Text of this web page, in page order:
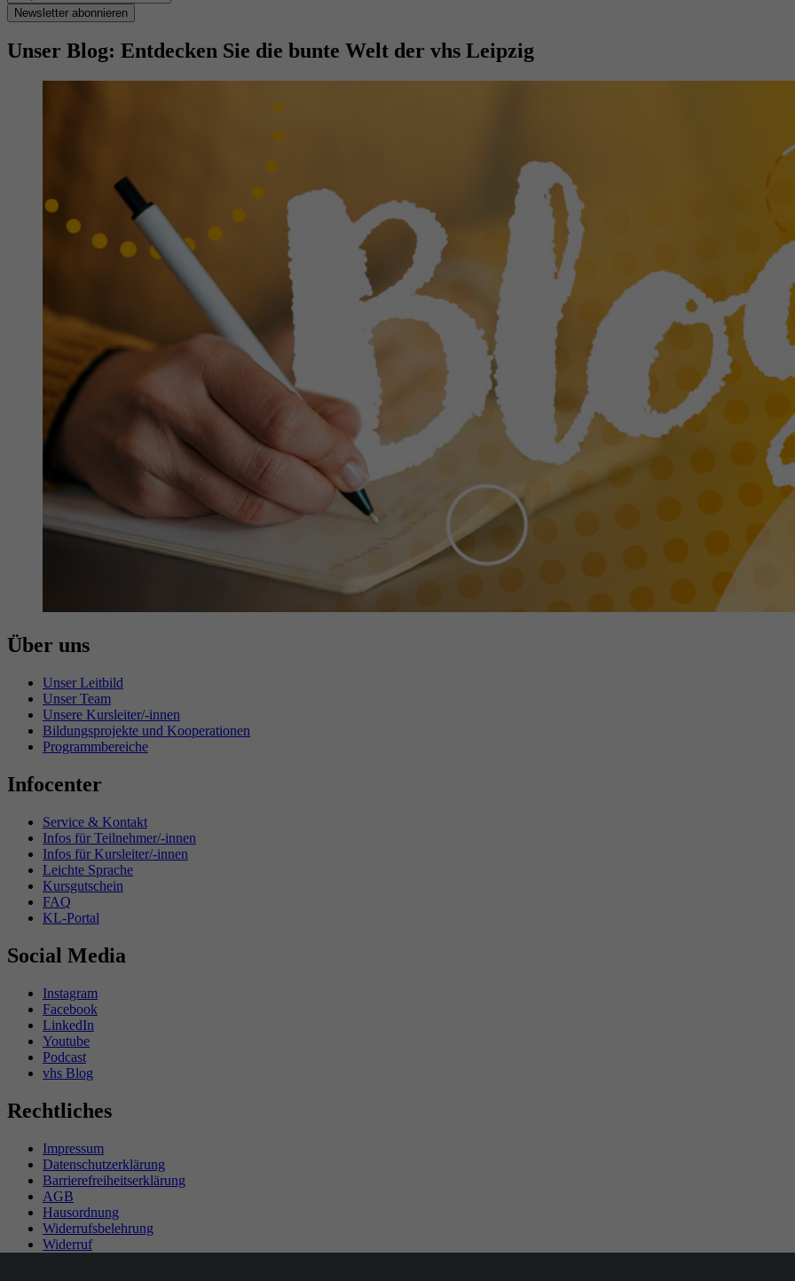
Newsletter abonnieren
Unser Blog: Entdecken Sie die bunte Welt der vhs Leipzig
Über uns
Unser Leitbild
Unser Team
Unsere Kursleiter/-innen
Bildungsprojekte und Kooperationen
Programmbereiche
Infocenter
Service & Kontakt
Infos für Teilnehmer/-innen
Infos für Kursleiter/-innen
Leichte Sprache
Kursgutschein
FAQ
KL-Portal
Social Media
Instagram
Facebook
LinkedIn
Youtube
Podcast
vhs Blog
Rechtliches
Impressum
Datenschutzerklärung
Barrierefreiheitserklärung
AGB
Hausordnung
Widerrufsbelehrung
Widerruf